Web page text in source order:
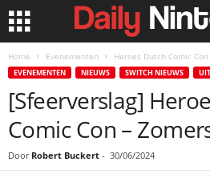
Home Evenementen Heroes Dutch Comic
EVENEMENTEN NIEUWS SWITCH NIEUWS
[Sfeerverslag]
Comic Con –
Door Robert Buckert - 30/06/2024